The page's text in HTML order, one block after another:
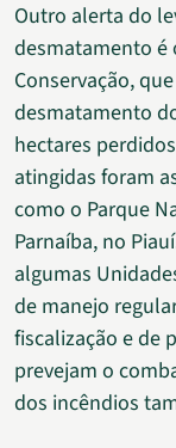
Outro alerta do
desmatamento é
Conservação,
desmatamento
hectares
atingidas foram
como o Parque
Parnaíba, no
algumas
de manejo
fiscalização e de
prevejam o
dos incêndios